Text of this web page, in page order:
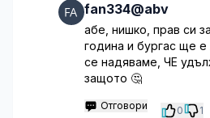
fan334@abv
абе, нишко, прав си
година и бургас ще
се надяваме, ЧЕ
защото 🤔
Отговори 0 1